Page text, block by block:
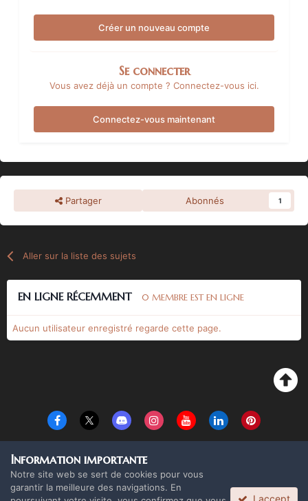
Créer un nouveau compte
Se connecter
Vous avez déjà un compte ? Connectez-vous ici.
Connectez-vous maintenant
Partager Abonnés 1
Aller sur la liste des sujets
EN LIGNE RÉCEMMENT 0 MEMBRE EST EN LIGNE
Aucun utilisateur enregistré regarde cette page.
Copyright Monolith Board Games & The overlord 2016 ©
Powered by Invision Community
Information importante
Notre site web se sert de cookies pour vous
garantir la meilleure des navigations. En
I accept